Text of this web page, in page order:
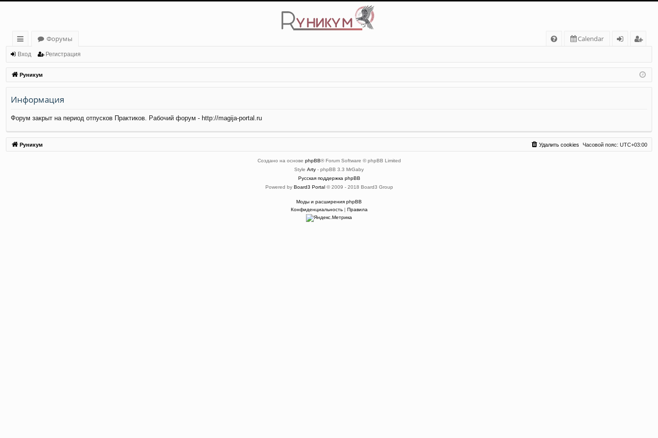
с
ы
лк
и
Форумы
Q
Calendar
д
ис
тр
Вход Регистрация
Руникум
Информация
Форум закрыт на период отпусков Практиков. Рабочий форум - http://magija-portal.ru
Руникум Часовой пояс: UTC+03:00
Удалить cookies
Создано на основе phpBB® Forum Software © phpBB Limited
Style Arty - phpBB 3.3 MrGaby
Русская поддержка phpBB
Powered by Board3 Portal© 2009 - 2018 Board3 Group
Моды и расширения phpBB
Конфиденциальность| Правила